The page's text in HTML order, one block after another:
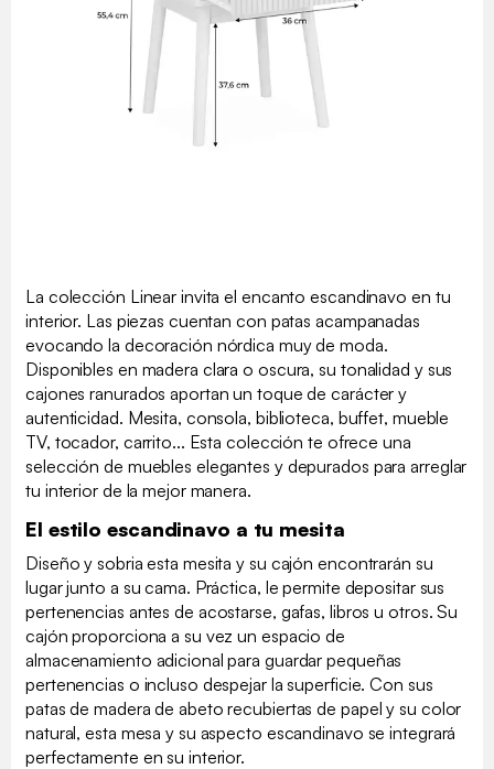
La colección Linear invita el encanto escandinavo en tu
interior. Las piezas cuentan con patas acampanadas
evocando la decoración nórdica muy de moda.
Disponibles en madera clara o oscura, su tonalidad y sus
cajones ranurados aportan un toque de carácter y
autenticidad. Mesita, consola, biblioteca, buffet, mueble
TV, tocador, carrito... Esta colección te ofrece una
selección de muebles elegantes y depurados para arreglar
tu interior de la mejor manera.
El estilo escandinavo a tu mesita
Diseño y sobria esta mesita y su cajón encontrarán su
lugar junto a su cama. Práctica, le permite depositar sus
pertenencias antes de acostarse, gafas, libros u otros. Su
cajón proporciona a su vez un espacio de
almacenamiento adicional para guardar pequeñas
pertenencias o incluso despejar la superficie. Con sus
patas de madera de abeto recubiertas de papel y su color
natural, esta mesa y su aspecto escandinavo se integrará
perfectamente en su interior.